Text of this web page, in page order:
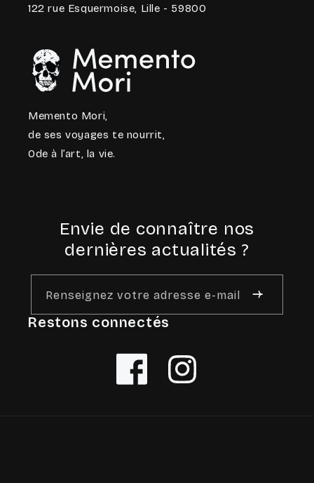
122 rue Esquermoise, Lille - 59800
Memento Mori,
de ses voyages te nourrit,
Ode à l’art, la vie.
Envie de connaître nos
dernières actualités ?
Renseignez votre adresse e-mail
Restons connectés
Facebook Instagram